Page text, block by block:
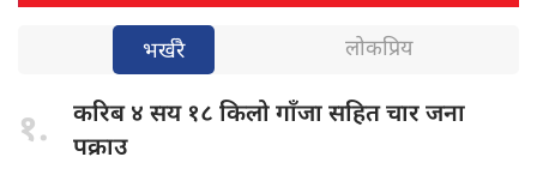
भर्खरै लोकप्रिय
१. करिब ४ सय १८ किलो गाँजा सहित चार जना
पक्राउ